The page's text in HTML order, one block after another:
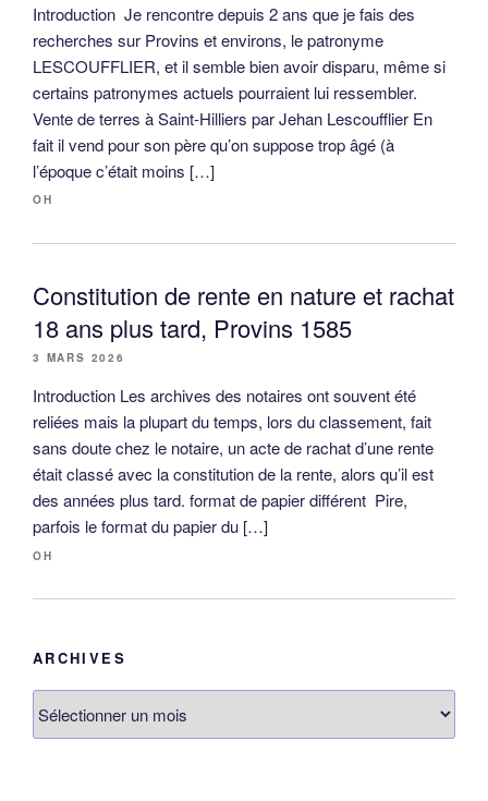
Introduction Je rencontre depuis 2 ans que je fais des
recherches sur Provins et environs, le patronyme
LESCOUFFLIER, et il semble bien avoir disparu, même si
certains patronymes actuels pourraient lui ressembler.
Vente de terres à Saint-Hilliers par Jehan Lescoufflier En
fait il vend pour son père qu’on suppose trop âgé (à
l’époque c’était moins […]
OH
Constitution de rente en nature et rachat
18 ans plus tard, Provins 1585
3 MARS 2026
Introduction Les archives des notaires ont souvent été
reliées mais la plupart du temps, lors du classement, fait
sans doute chez le notaire, un acte de rachat d’une rente
était classé avec la constitution de la rente, alors qu’il est
des années plus tard. format de papier différent Pire,
parfois le format du papier du […]
OH
ARCHIVES